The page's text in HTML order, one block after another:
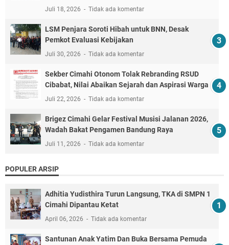
Juli 18, 2026 Tidak ada komentar
LSM Penjara Soroti Hibah untuk BNN, Desak
Pemkot Evaluasi Kebijakan
Juli 30, 2026 Tidak ada komentar
Sekber Cimahi Otonom Tolak Rebranding RSUD
Cibabat, Nilai Abaikan Sejarah dan Aspirasi Warga
Juli 22, 2026 Tidak ada komentar
Brigez Cimahi Gelar Festival Musisi Jalanan 2026,
Wadah Bakat Pengamen Bandung Raya
Juli 11, 2026 Tidak ada komentar
POPULER ARSIP
Adhitia Yudisthira Turun Langsung, TKA di SMPN 1
Cimahi Dipantau Ketat
April 06, 2026 Tidak ada komentar
Santunan Anak Yatim Dan Buka Bersama Pemuda